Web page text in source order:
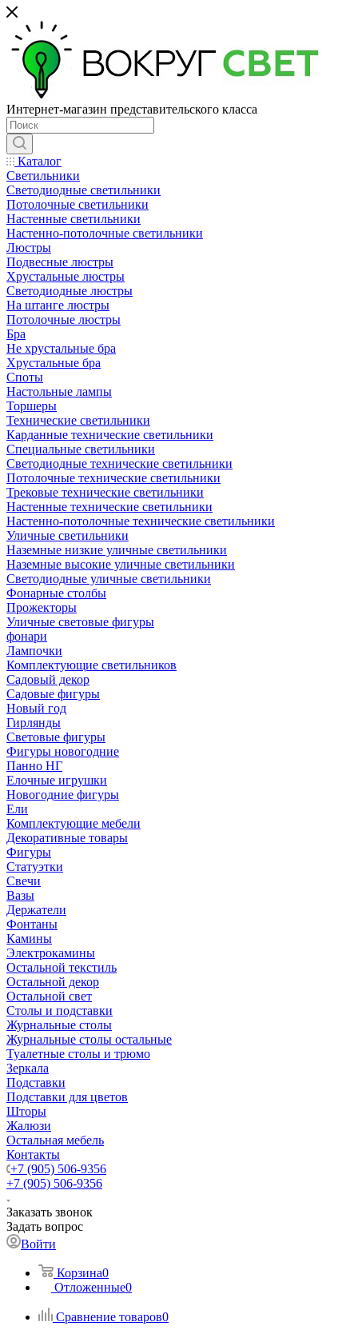
Интернет-магазин представительского класса
Каталог
Светильники
Светодиодные светильники
Потолочные светильники
Настенные светильники
Настенно-потолочные светильники
Люстры
Подвесные люстры
Хрустальные люстры
Светодиодные люстры
На штанге люстры
Потолочные люстры
Бра
Не хрустальные бра
Хрустальные бра
Споты
Настольные лампы
Торшеры
Технические светильники
Карданные технические светильники
Специальные светильники
Светодиодные технические светильники
Потолочные технические светильники
Трековые технические светильники
Настенные технические светильники
Настенно-потолочные технические светильники
Уличные светильники
Наземные низкие уличные светильники
Наземные высокие уличные светильники
Светодиодные уличные светильники
Фонарные столбы
Прожекторы
Уличные световые фигуры
фонари
Лампочки
Комплектующие светильников
Садовый декор
Садовые фигуры
Новый год
Гирлянды
Световые фигуры
Фигуры новогодние
Панно НГ
Елочные игрушки
Новогодние фигуры
Ели
Комплектующие мебели
Декоративные товары
Фигуры
Статуэтки
Свечи
Вазы
Держатели
Фонтаны
Камины
Электрокамины
Остальной текстиль
Остальной декор
Остальной свет
Столы и подставки
Журнальные столы
Журнальные столы остальные
Туалетные столы и трюмо
Зеркала
Подставки
Подставки для цветов
Шторы
Жалюзи
Остальная мебель
Контакты
+7 (905) 506-9356
+7 (905) 506-9356
Заказать звонок
Задать вопрос
Войти
Корзина0
Отложенные0
Сравнение товаров0